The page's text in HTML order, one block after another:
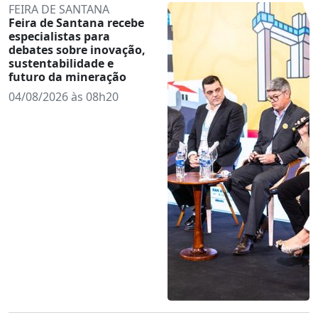
FEIRA DE SANTANA
Feira de Santana recebe
especialistas para
debates sobre inovação,
sustentabilidade e
futuro da mineração
04/08/2026 às 08h20